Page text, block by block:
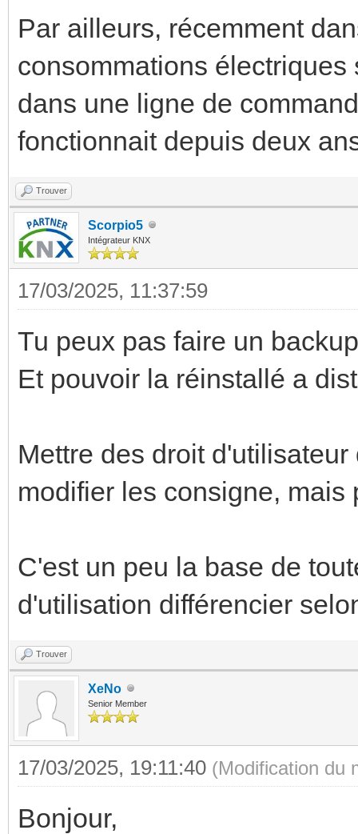
Par ailleurs, récemment
consommations
dans une ligne de
fonctionnait depuis deux
Trouver
Scorpio5
Intégrateur KNX
17/03/2025, 11:37:59
Tu peux pas faire un
Et pouvoir la réinstallé a
Mettre des droit
modifier les consigne, mais
C'est un peu la base de
d'utilisation différencier
Trouver
XeNo
Senior Member
17/03/2025, 19:11:40 (Modification du
Bonjour,